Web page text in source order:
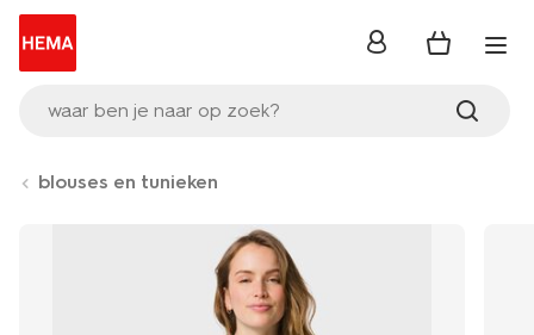
waar ben je naar op zoek?
inloggen
blouses en tunieken